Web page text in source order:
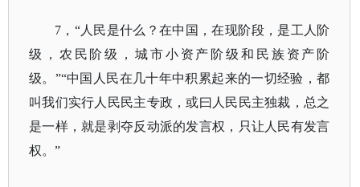
7，“人民是什么？在中国，在现阶段，是工人阶
级，农民阶级，城市小资产阶级和民族资产阶
级。”“中国人民在几十年中积累起来的一切经验，都
叫我们实行人民民主专政，或曰人民民主独裁，总之
是一样，就是剥夺反动派的发言权，只让人民有发言
权。”